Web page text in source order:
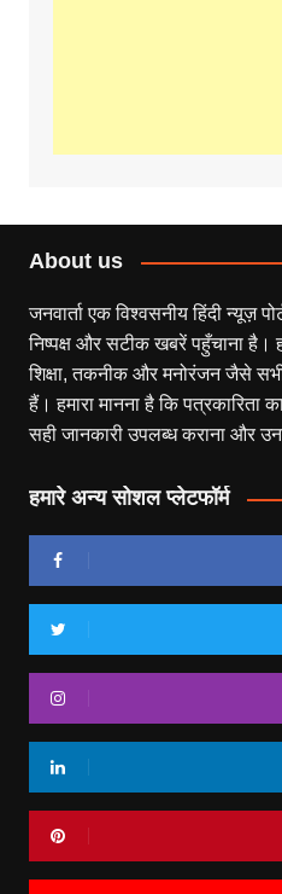
About us
जनवार्ता एक विश्वसनीय हिंदी न्यूज़
निष्पक्ष और सटीक खबरें पहुँचाना है।
शिक्षा, तकनीक और मनोरंजन जैसे
हैं। हमारा मानना है कि पत्रकारिता
सही जानकारी उपलब्ध कराना और
हमारे अन्य सोशल प्लेटफॉर्म